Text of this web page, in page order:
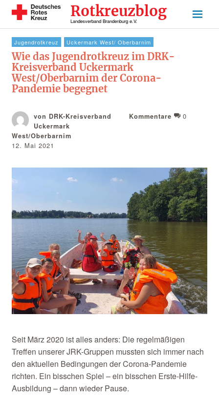
Rotkreuzblog
Landesverband Brandenburg e.V.
Jugendrotkreuz Uckermark West/ Oberbarnim
Wie das Jugendrotkreuz im DRK-
Kreisverband Uckermark
West/Oberbarnim der Corona-
Pandemie begegnet
von DRK-Kreisverband
Uckermark
West/Oberbarnim
12. Mai 2021
Kommentare 0
Seit März 2020 ist alles anders: Die regelmäßigen
Treffen unserer JRK-Gruppen mussten sich immer nach
den aktuellen Bedingungen der Corona-Pandemie
richten. Ein bisschen Spiel – ein bisschen Erste-Hilfe-
Ausbildung – dann wieder Pause.